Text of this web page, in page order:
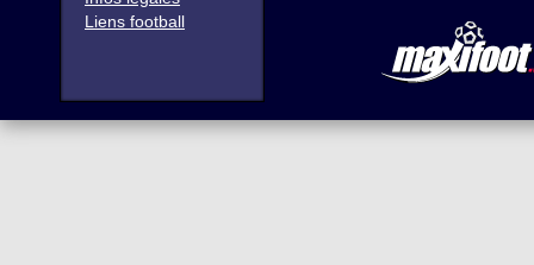
Liens football